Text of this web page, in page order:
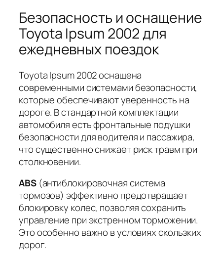
Безопасность и оснащение
Toyota Ipsum 2002 для
ежедневных поездок
Toyota Ipsum 2002 оснащена
современными системами безопасности,
которые обеспечивают уверенность на
дороге. В стандартной комплектации
автомобиля есть фронтальные подушки
безопасности для водителя и пассажира,
что существенно снижает риск травм при
столкновении.
ABS(антиблокировочная система
тормозов) эффективно предотвращает
блокировку колес, позволяя сохранить
управление при экстренном торможении.
Это особенно важно в условиях скользких
дорог.